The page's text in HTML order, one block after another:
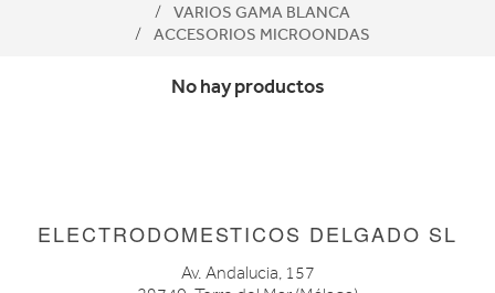
VARIOS GAMA BLANCA
ACCESORIOS MICROONDAS
No hay productos
ELECTRODOMESTICOS DELGADO SL
Av. Andalucia, 157